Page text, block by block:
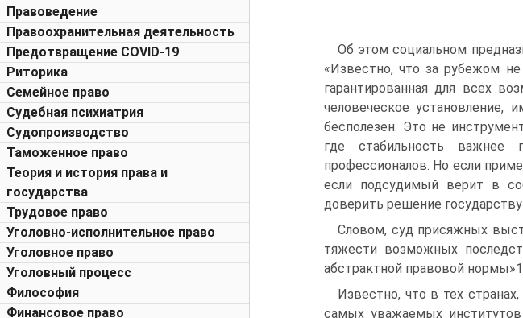
Правоведение
Правоохранительная деятельность
Предотвращение COVID-19
Риторика
Семейное право
Судебная психиатрия
Судопроизводство
Таможенное право
Теория и история права и
государства
Трудовое право
Уголовно-исполнительное право
Уголовное право
Уголовный процесс
Философия
Финансовое право
Об этом социальном
«Известно, что за рубежом
гарантированная для всех
человеческое установление,
бесполезен. Это не
где стабильность важнее
профессионалов. Но если
если подсудимый верит в
доверить решение
Словом, суд присяжных
тяжести возможных
абстрактной правовой
Известно, что в тех
самых уважаемых